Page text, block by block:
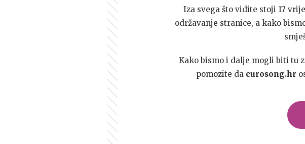
Iza svega što vidite stoji 17
održavanje stranice, a kako
Kako bismo i dalje mogli biti tu
pomozite da eurosong.hr